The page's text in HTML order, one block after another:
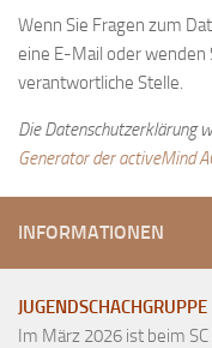
Wenn Sie Fragen zum
eine E-Mail oder wenden
verantwortliche Stelle.
Die Datenschutzerklärung
Generator der activeMind
INFORMATIONEN
JUGENDSCHACHGRUPPE
Im März 2026 ist beim